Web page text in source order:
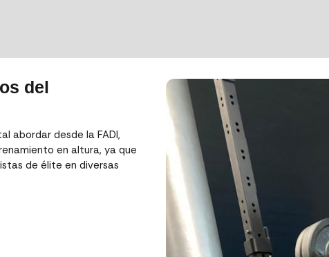
del
abordar desde la FADI,
en altura, ya que
de élite en diversas